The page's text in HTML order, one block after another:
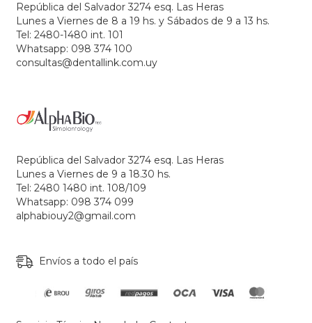
República del Salvador 3274 esq. Las Heras
Lunes a Viernes de 8 a 19 hs. y Sábados de 9 a 13 hs.
Tel: 2480-1480 int. 101
Whatsapp: 098 374 100
consultas@dentallink.com.uy
República del Salvador 3274 esq. Las Heras
Lunes a Viernes de 9 a 18.30 hs.
Tel: 2480 1480 int. 108/109
Whatsapp: 098 374 099
alphabiouy2@gmail.com
Envíos a todo el país